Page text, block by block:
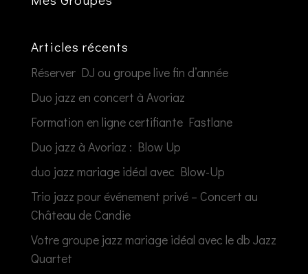
Articles récents
Réserver DJ ou groupe live fin d’année
Duo jazz en concert à Avoriaz
Formation en ligne certifiante Fastlane
Duo jazz à Avoriaz : Blow Up
duo jazz mariage idéal avec Blow-Up
Trio jazz pour événement privé – Concert au
Château de Candie
Votre groupe jazz mariage idéal avec le db Jazz
Quartet